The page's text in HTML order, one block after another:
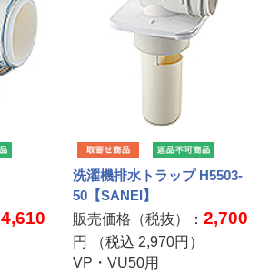
4,610
洗濯機排水トラップ H5503-
50【SANEI】
販売価格（税抜）：2,700
円 （税込 2,970円）
VP・VU50用